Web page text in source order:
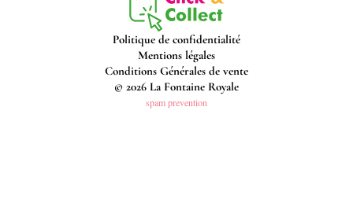
Politique de confidentialité
Mentions légales
Conditions Générales de vente
© 2026 La Fontaine Royale
spam prevention